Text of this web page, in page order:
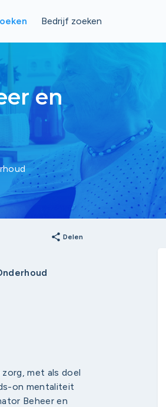
Bedrijf zoeken
en
share Delen
met als doel
on mentaliteit
Beheer en